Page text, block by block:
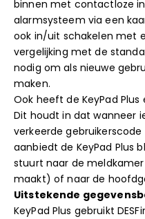
binnen met contactloze
alarmsysteem via een
ook in/uit schakelen met
vergelijking met de
nodig om als nieuwe
maken.
Ook heeft de KeyPad
Dit houdt in dat wanneer
verkeerde
aanbiedt de KeyPad Plus
stuurt naar de
maakt) of naar de
Uitstekende
KeyPad Plus gebruikt